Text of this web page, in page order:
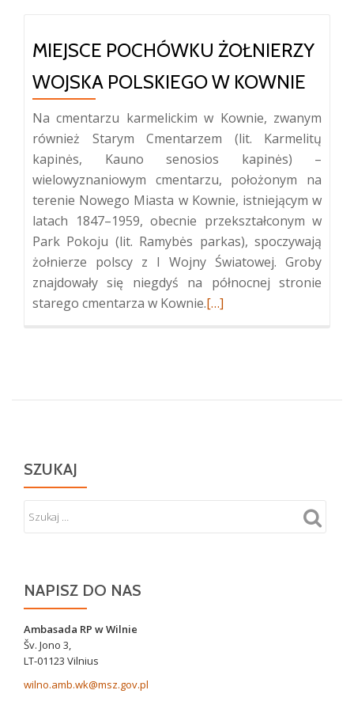
MIEJSCE POCHÓWKU ŻOŁNIERZY
WOJSKA POLSKIEGO W KOWNIE
Na cmentarzu karmelickim w Kownie, zwanym
również Starym Cmentarzem (lit. Karmelitų
kapinės, Kauno senosios kapinės) –
wielowyznaniowym cmentarzu, położonym na
terenie Nowego Miasta w Kownie, istniejącym w
latach 1847–1959, obecnie przekształconym w
Park Pokoju (lit. Ramybės parkas), spoczywają
żołnierze polscy z I Wojny Światowej. Groby
znajdowały się niegdyś na północnej stronie
starego cmentarza w Kownie.Więcej
Polskiego
[…]
SZUKAJ
NAPISZ DO NAS
Ambasada RP w Wilnie
Šv. Jono 3,
LT-01123 Vilnius
wilno.amb.wk@msz.gov.pl